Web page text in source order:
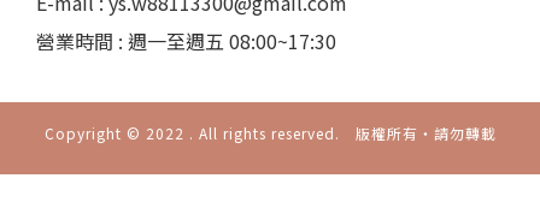
營業時間 : 週一至週五 08:00~17:30
Copyright © 2022 . All rights reserved. 版權所有‧請勿轉載